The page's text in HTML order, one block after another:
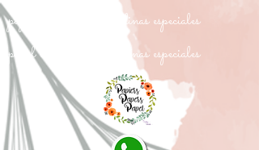
papel texturizado cartulinas especiales
papel texturizado cartulinas especiales